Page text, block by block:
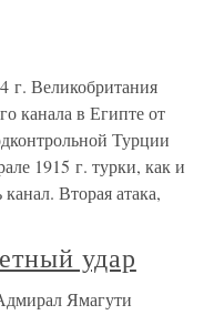
г. Великобритания
канала в Египте от
Турции
1915 г. турки, как и
Вторая атака,
удар
Ямагути